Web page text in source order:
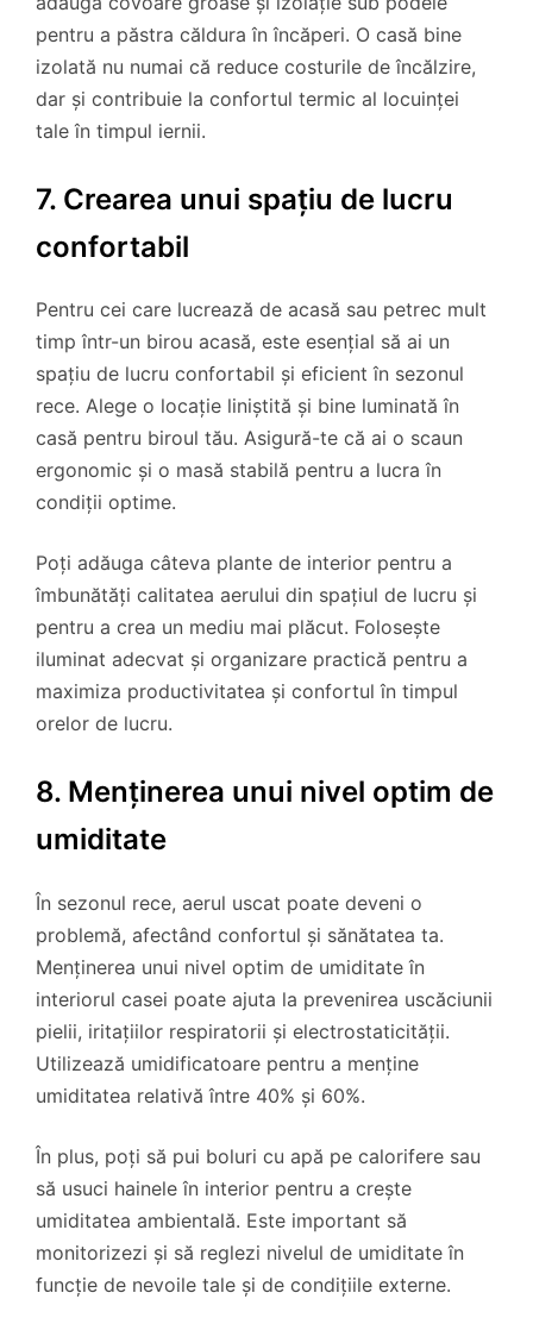
pentru a păstra căldura în încăperi. O casă bine
izolată nu numai că reduce costurile de încălzire,
dar și contribuie la confortul termic al locuinței
tale în timpul iernii.
7. Crearea unui spațiu de lucru
confortabil
Pentru cei care lucrează de acasă sau petrec mult
timp într-un birou acasă, este esențial să ai un
spațiu de lucru confortabil și eficient în sezonul
rece. Alege o locație liniștită și bine luminată în
casă pentru biroul tău. Asigură-te că ai o scaun
ergonomic și o masă stabilă pentru a lucra în
condiții optime.
Poți adăuga câteva plante de interior pentru a
îmbunătăți calitatea aerului din spațiul de lucru și
pentru a crea un mediu mai plăcut. Folosește
iluminat adecvat și organizare practică pentru a
maximiza productivitatea și confortul în timpul
orelor de lucru.
8. Menținerea unui nivel optim de
umiditate
În sezonul rece, aerul uscat poate deveni o
problemă, afectând confortul și sănătatea ta.
Menținerea unui nivel optim de umiditate în
interiorul casei poate ajuta la prevenirea uscăciunii
pielii, iritațiilor respiratorii și electrostaticității.
Utilizează umidificatoare pentru a menține
umiditatea relativă între 40% și 60%.
În plus, poți să pui boluri cu apă pe calorifere sau
să usuci hainele în interior pentru a crește
umiditatea ambientală. Este important să
monitorizezi și să reglezi nivelul de umiditate în
funcție de nevoile tale și de condițiile externe.